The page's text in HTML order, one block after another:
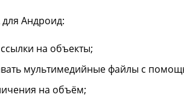
Андроид:
на объекты;
мультимедийные файлы с
на объём;